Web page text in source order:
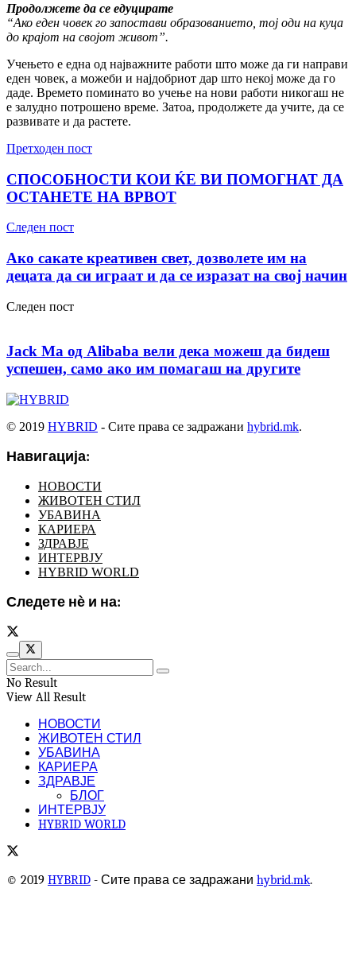
Продолжете да се едуцирате
“Ако еден човек го запостави образованието, тој оди на куца
до крајот на својот живот”.
Учењето е една од најважните работи што може да ги направи
еден човек, а можеби и најдобриот дар што некој може да го
даде. Времето поминато во учење на нови работи никогаш не
е залудно потрошено време. Затоа, продолжете да учите, да се
развивате и да растете.
Претходен пост
СПОСОБНОСТИ КОИ ЌЕ ВИ ПОМОГНАТ ДА
ОСТАНЕТЕ НА ВРВОТ
Следен пост
Ако сакате креативен свет, дозволете им на
децата да си играат и да се изразат на свој начин
Следен пост
Jack Ma од Alibaba вели дека можеш да бидеш
успешен, само ако им помагаш на другите
© 2019 HYBRID - Сите права се задражани hybrid.mk.
Навигација:
НОВОСТИ
ЖИВОТЕН СТИЛ
УБАВИНА
КАРИЕРА
ЗДРАВЈЕ
ИНТЕРВЈУ
HYBRID WORLD
Следете нѐ и на:
No Result
View All Result
НОВОСТИ
ЖИВОТЕН СТИЛ
УБАВИНА
КАРИЕРА
ЗДРАВЈЕ
БЛОГ
ИНТЕРВЈУ
HYBRID WORLD
© 2019 HYBRID - Сите права се задражани hybrid.mk.